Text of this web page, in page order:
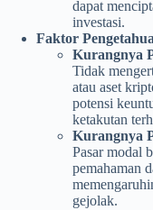
dapat
investasi.
Faktor
Kurangnya
Tidak
atau aset
potensi
ketakutan
Kurangnya
Pasar modal
pemahaman
gejolak.